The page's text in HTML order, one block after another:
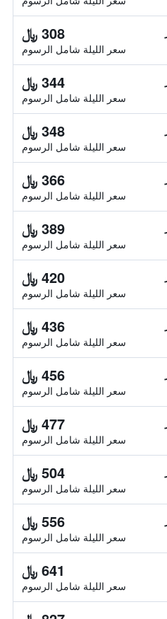
308 ﷼
سعر الليلة شامل الرسوم
344 ﷼
سعر الليلة شامل الرسوم
348 ﷼
سعر الليلة شامل الرسوم
366 ﷼
سعر الليلة شامل الرسوم
389 ﷼
سعر الليلة شامل الرسوم
420 ﷼
سعر الليلة شامل الرسوم
436 ﷼
سعر الليلة شامل الرسوم
456 ﷼
سعر الليلة شامل الرسوم
477 ﷼
سعر الليلة شامل الرسوم
504 ﷼
سعر الليلة شامل الرسوم
556 ﷼
سعر الليلة شامل الرسوم
641 ﷼
سعر الليلة شامل الرسوم